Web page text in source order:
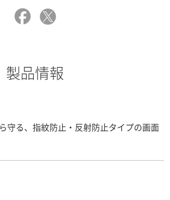
製品情報
守る、指紋防止・反射防止タイプの画面